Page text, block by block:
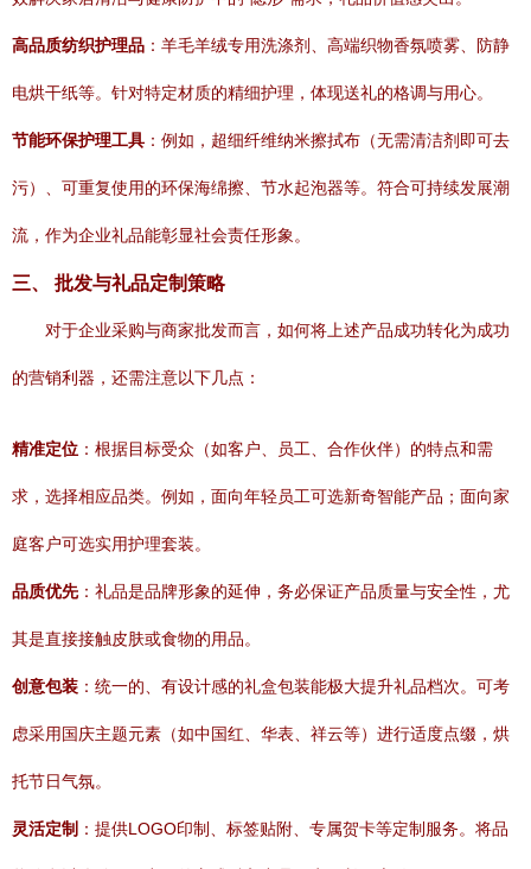
高品质纺织护理品 ：羊毛羊绒专用洗涤剂、高端织物香氛喷雾、防静
电烘干纸等。针对特定材质的精细护理，体现送礼的格调与用心。
节能环保护理工具 ：例如，超细纤维纳米擦拭布（无需清洁剂即可去
污）、可重复使用的环保海绵擦、节水起泡器等。符合可持续发展潮
流，作为企业礼品能彰显社会责任形象。
三、 批发与礼品定制策略
对于企业采购与商家批发而言，如何将上述产品成功转化为成功
的营销利器，还需注意以下几点：
精准定位 ：根据目标受众（如客户、员工、合作伙伴）的特点和需
求，选择相应品类。例如，面向年轻员工可选新奇智能产品；面向家
庭客户可选实用护理套装。
品质优先：礼品是品牌形象的延伸，务必保证产品质量与安全性，尤
其是直接接触皮肤或食物的用品。
创意包装 ：统一的、有设计感的礼盒包装能极大提升礼品档次。可考
虑采用国庆主题元素（如中国红、华表、祥云等）进行适度点缀，烘
托节日气氛。
灵活定制 ：提供LOGO印制、标签贴附、专属贺卡等定制服务。将品